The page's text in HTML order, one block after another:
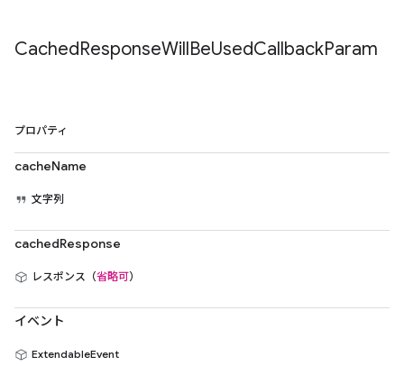
CachedResponseWillBeUsedCallbackParam
プロパティ
cacheName
文字列
cachedResponse
レスポンス（省略可）
イベント
ExtendableEvent